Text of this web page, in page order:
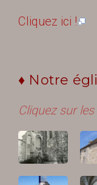
Cliquez ici !
♦ Notre
Cliquez sur
DÉTAILS